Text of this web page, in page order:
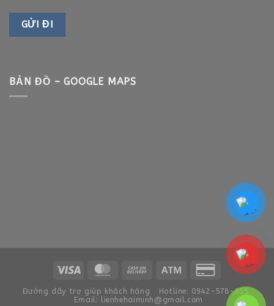
BẢN ĐỒ – GOOGLE MAPS
Đường dây trợ giúp khách hàng
Hotline: 0942-578-955
Email: lienhehaiminh@gmail.com